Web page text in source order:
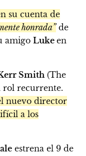
su cuenta de
honrada”de
amigo Luke en
Smith(The
rol recurrente.
nuevo director
a los
estrena el 9 de